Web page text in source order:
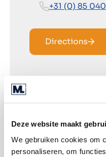
Deze website maakt
We gebruiken cookies om
personaliseren, om
+31 (0) 85
Directions